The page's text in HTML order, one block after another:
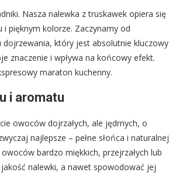
Nasza nalewka z truskawek opiera się
pięknym kolorze. Zaczynamy od
który jest absolutnie kluczowy
znaczenie i wpływa na końcowy efekt.
maraton kuchenny.
i aromatu
owoców dojrzałych, ale jędrnych, o
najlepsze – pełne słońca i naturalnej
bardzo miękkich, przejrzałych lub
nalewki, a nawet spowodować jej